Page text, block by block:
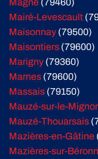
Magné (79460)
Mairé-Levescault
Maisonnay (79500)
Maisontiers (79600)
Marigny (79360)
Marnes (79600)
Massais (79150)
Mauzé-sur-le-
Mauzé-Thouarsais
Mazières-en-Gâtine
Mazières-sur-